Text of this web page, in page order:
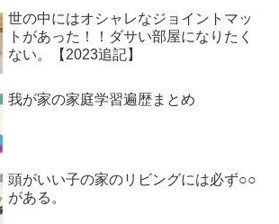
世の中にはオシャレなジョイントマッ
トがあった！！ダサい部屋になりたく
ない。【2023追記】
我が家の家庭学習遍歴まとめ
頭がいい子の家のリビングには必ず○○
がある。